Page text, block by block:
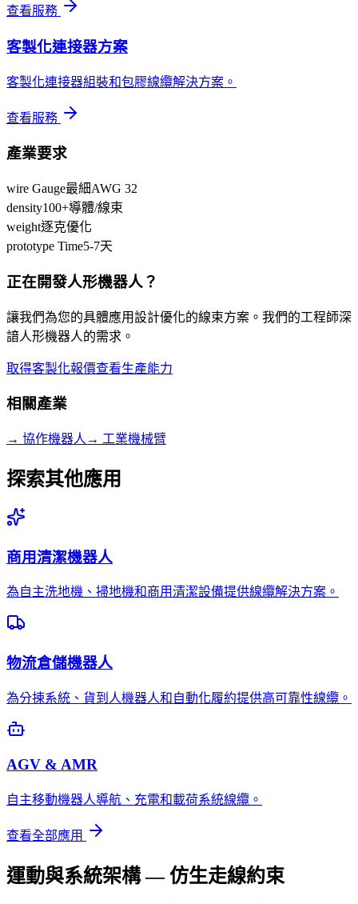
查看服務
客製化連接器方案
客製化連接器組裝和包膠線纜解決方案。
查看服務
產業要求
wire Gauge最細AWG 32
density100+導體/線束
weight逐克優化
prototype Time5-7天
正在開發人形機器人？
讓我們為您的具體應用設計優化的線束方案。我們的工程師深
諳人形機器人的需求。
取得客製化報價查看生產能力
相關產業
→ 協作機器人 → 工業機械臂
探索其他應用
商用清潔機器人
為自主洗地機、掃地機和商用清潔設備提供線纜解決方案。
物流倉儲機器人
為分揀系統、貨到人機器人和自動化履約提供高可靠性線纜。
AGV & AMR
自主移動機器人導航、充電和載荷系統線纜。
查看全部應用
運動與系統架構 — 仿生走線約束